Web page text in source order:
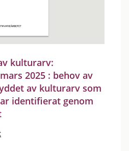
kulturarv:
2025 : behov av
av kulturarv som
identifierat genom